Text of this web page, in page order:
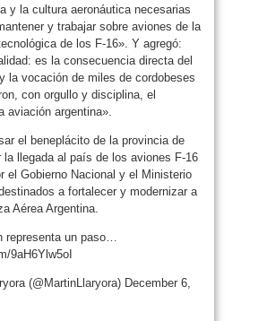
y la cultura aeronáutica necesarias
y trabajar sobre aviones de la
de los F-16». Y agregó:
es la consecuencia directa del
la vocación de miles de cordobeses
con orgullo y disciplina, el
aviación argentina».
el beneplácito de la provincia de
la llegada al país de los aviones F-16
el Gobierno Nacional y el Ministerio
a fortalecer y modernizar a
Aérea Argentina.
representa un paso…
9aH6Ylw5oI
(@MartinLlaryora) December 6,